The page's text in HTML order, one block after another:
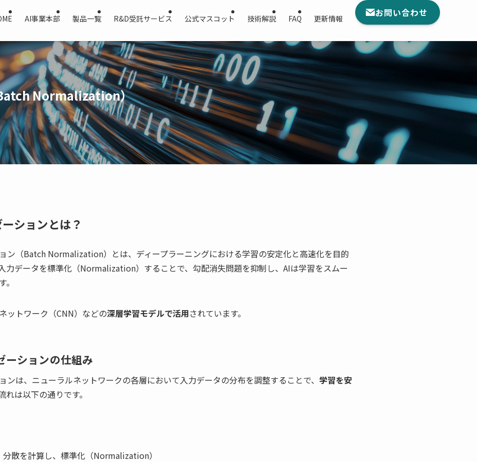
AI事業本部 製品一覧 R&D受託サービス 公式マスコット 技術解説 FAQ 更新情報 お問い合わせ
Normalization）
ションとは？
ン（Batch Normalization）とは、ディープラーニングにおける学習の安定化と高速化を目的
力データを標準化（Normalization）することで、勾配消失問題を抑制し、AIは学習をスムー
ットワーク（CNN）などの深層学習モデルで活用されています。
ーションの仕組み
ンは、ニューラルネットワークの各層において入力データの分布を調整することで、 学習を安
れは以下の通りです。
散を計算し、標準化（Normalization）